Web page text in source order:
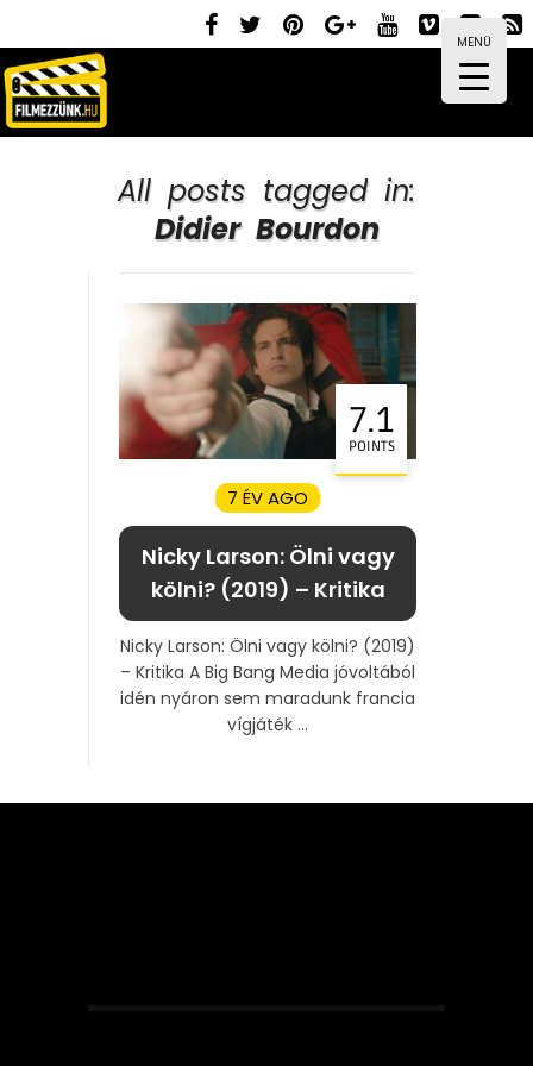
MENÜ
All posts tagged in:
Didier Bourdon
7.1
POINTS
7 ÉV AGO
Nicky Larson: Ölni vagy
kölni? (2019) – Kritika
Nicky Larson: Ölni vagy kölni? (2019)
– Kritika A Big Bang Media jóvoltából
idén nyáron sem maradunk francia
vígjáték ...